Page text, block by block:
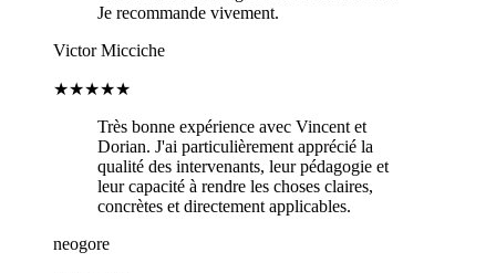
Je recommande vivement.
Victor Micciche
★★★★★
Très bonne expérience avec Vincent et
Dorian. J'ai particulièrement apprécié la
qualité des intervenants, leur pédagogie et
leur capacité à rendre les choses claires,
concrètes et directement applicables.
neogore